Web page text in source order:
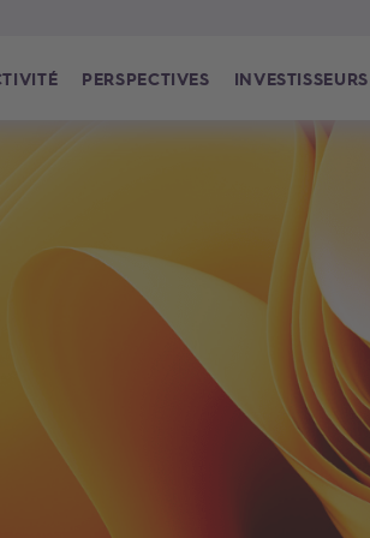
PERSPECTIVES INVESTISSEURS